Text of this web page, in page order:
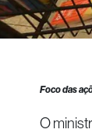
Foco das
O